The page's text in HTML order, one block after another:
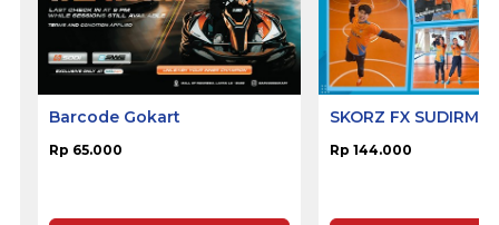
Barcode Gokart
Rp 65.000
SKORZ FX
Rp 144.000